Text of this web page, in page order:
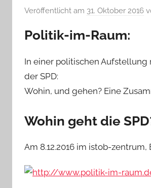
Veröffentlicht am 31. Oktober 2016
Politik-im-Raum:
In einer politischen
der SPD:
Wohin, und gehen? Eine
Wohin geht die
Am 8.12.2016 im istob-